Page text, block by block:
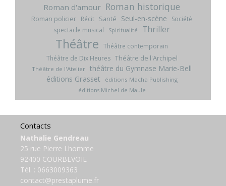
Roman d'amour Roman historique
Roman policier Récit Santé Seul-en-scène
Société
spectacle musical
Spiritualité Thriller
Théâtre Théâtre contemporain
Théâtre de Dix Heures Théâtre de l'Archipel
Théâtre de l'Atelier théâtre du Gymnase Marie-Bell
éditions Grasset
éditions Macha Publishing
éditions Michel de Maule
Contacts
Nathalie Gendreau
25 rue Pierre Lhomme
92400 COURBEVOIE
Tél. : 0663009363
contact@prestaplume.fr